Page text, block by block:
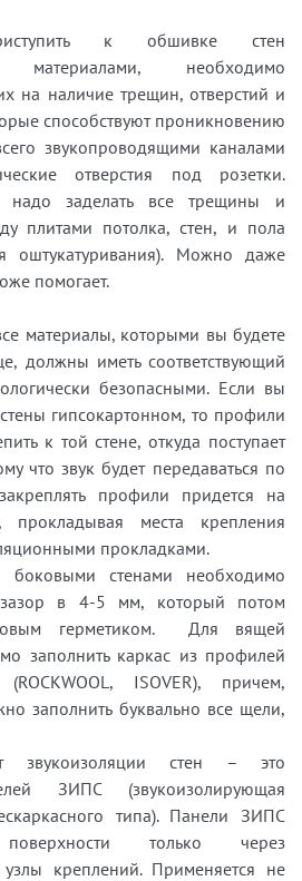
к обшивке стен
материалами, необходимо
на наличие трещин, отверстий и
способствуют проникновению
звукопроводящими каналами
отверстия под розетки.
надо заделать все трещины и
плитами потолка, стен, и пола
оштукатуривания). Можно даже
помогает.
материалы, которыми вы будете
должны иметь соответствующий
безопасными. Если вы
гипсокартонном, то профили
к той стене, откуда поступает
что звук будет передаваться по
профили придется на
места крепления
прокладками.
стенами необходимо
зазор в 4-5 мм, который потом
герметиком. Для вящей
заполнить каркас из профилей
ISOVER), причем,
заполнить буквально все щели,
звукоизоляции стен – это
ЗИПС (звукоизолирующая
типа). Панели ЗИПС
только через
креплений. Применяется не